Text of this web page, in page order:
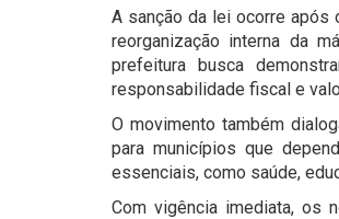
A sanção da lei ocorre após
reorganização interna da
prefeitura busca
responsabilidade fiscal e
O movimento também
para municípios que
essenciais, como saúde,
Com vigência imediata, os